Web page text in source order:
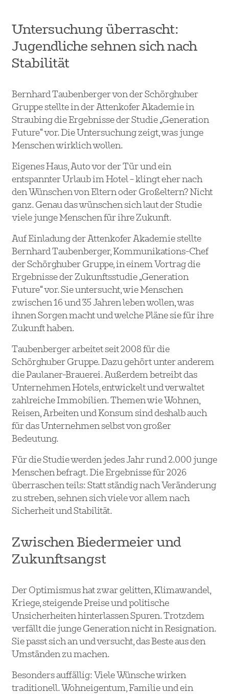
Untersuchung überrascht:
Jugendliche sehnen sich nach
Stabilität
Bernhard Taubenberger von der Schörghuber
Gruppe stellte in der Attenkofer Akademie in
Straubing die Ergebnisse der Studie „Generation
Future“ vor. Die Untersuchung zeigt, was junge
Menschen wirklich wollen.
Eigenes Haus, Auto vor der Tür und ein
entspannter Urlaub im Hotel – klingt eher nach
den Wünschen von Eltern oder Großeltern? Nicht
ganz. Genau das wünschen sich laut der Studie
viele junge Menschen für ihre Zukunft.
Auf Einladung der Attenkofer Akademie stellte
Bernhard Taubenberger, Kommunikations-Chef
der Schörghuber Gruppe, in einem Vortrag die
Ergebnisse der Zukunftsstudie „Generation
Future“ vor. Sie untersucht, wie Menschen
zwischen 16 und 35 Jahren leben wollen, was
ihnen Sorgen macht und welche Pläne sie für ihre
Zukunft haben.
Taubenberger arbeitet seit 2008 für die
Schörghuber Gruppe. Dazu gehört unter anderem
die Paulaner-Brauerei. Außerdem betreibt das
Unternehmen Hotels, entwickelt und verwaltet
zahlreiche Immobilien. Themen wie Wohnen,
Reisen, Arbeiten und Konsum sind deshalb auch
für das Unternehmen selbst von großer
Bedeutung.
Für die Studie werden jedes Jahr rund 2.000 junge
Menschen befragt. Die Ergebnisse für 2026
überraschen teils: Statt ständig nach Veränderung
zu streben, sehnen sich viele vor allem nach
Sicherheit und Stabilität.
Zwischen Biedermeier und
Zukunftsangst
Der Optimismus hat zwar gelitten, Klimawandel,
Kriege, steigende Preise und politische
Unsicherheiten hinterlassen Spuren. Trotzdem
verfällt die junge Generation nicht in Resignation.
Sie passt sich an und versucht, das Beste aus den
Umständen zu machen.
Besonders auffällig: Viele Wünsche wirken
traditionell. Wohneigentum, Familie und ein